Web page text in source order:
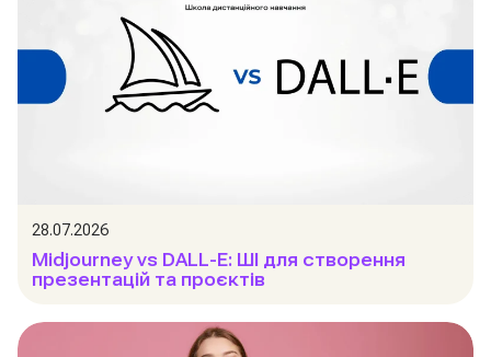
28.07.2026
Midjourney vs DALL-E: ШІ для створення
презентацій та проєктів